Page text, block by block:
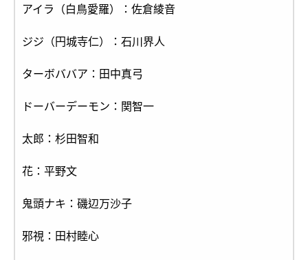
アイラ（白鳥愛羅）：佐倉綾音
ジジ（円城寺仁）：石川界人
ターボババア：田中真弓
ドーバーデーモン：関智一
太郎：杉田智和
花：平野文
鬼頭ナキ：磯辺万沙子
邪視：田村睦心